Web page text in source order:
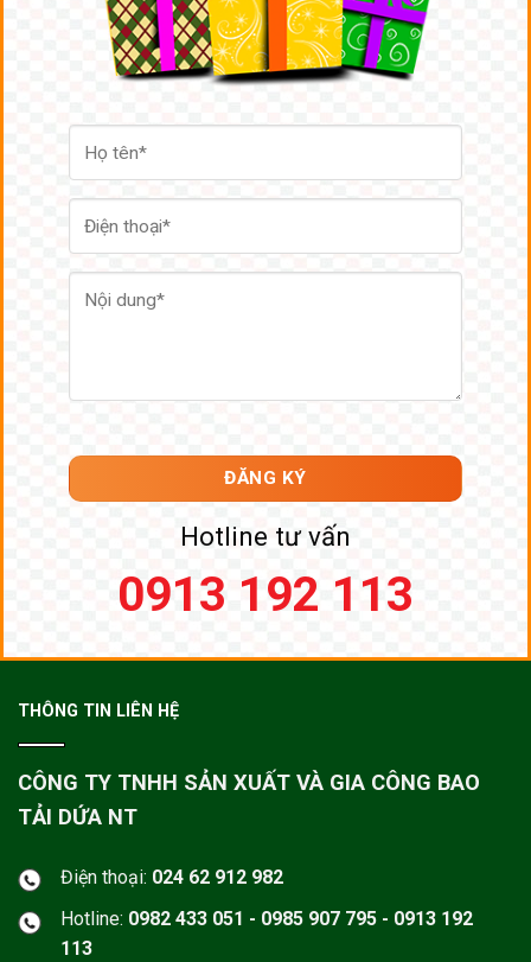
Hotline tư vấn
0913 192 113
THÔNG TIN LIÊN HỆ
CÔNG TY TNHH SẢN XUẤT VÀ GIA CÔNG BAO
TẢI DỨA NT
Điện thoại: 024 62 912 982
Hotline: 0982 433 051 - 0985 907 795 - 0913 192
113